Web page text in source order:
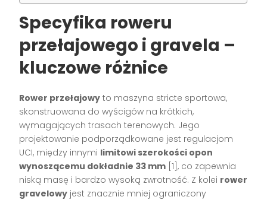
Specyfika roweru
przełajowego i gravela –
kluczowe różnice
Rower przełajowy to maszyna stricte sportowa,
skonstruowana do wyścigów na krótkich,
wymagających trasach terenowych. Jego
projektowanie podporządkowane jest regulacjom
UCI, między innymi limitowi szerokości opon
wynoszącemu dokładnie 33 mm [1], co zapewnia
niską masę i bardzo wysoką zwrotność. Z kolei rower
gravelowy jest znacznie mniej ograniczony